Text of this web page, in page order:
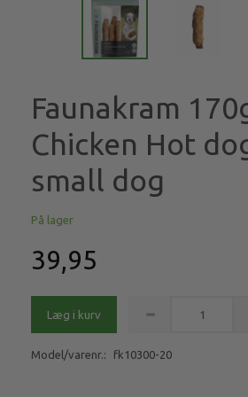
Faunakram
Chicken Hot
small dog
På lager
39,95
Læg i kurv
Model/varenr.: fk10300-20